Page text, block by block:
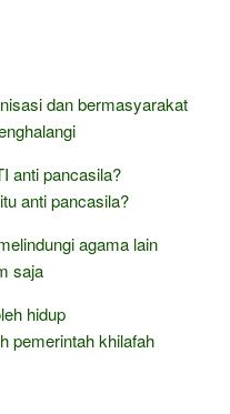
dan bermasyarakat
anti pancasila?
anti pancasila?
agama lain
saja
hidup
pemerintah khilafah